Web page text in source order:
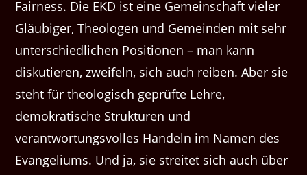
Fairness. Die EKD ist eine Gemeinschaft vieler
Gläubiger, Theologen und Gemeinden mit sehr
unterschiedlichen Positionen – man kann
diskutieren, zweifeln, sich auch reiben. Aber sie
steht für theologisch geprüfte Lehre,
demokratische Strukturen und
verantwortungsvolles Handeln im Namen des
Evangeliums. Und ja, sie streitet sich auch über